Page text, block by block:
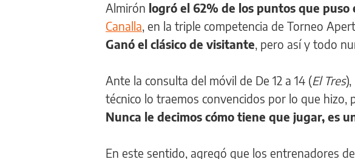
Almirón logró el 62% de los puntos que puso
Canalla, en la triple competencia de Torneo
Ganó el clásico de visitante, pero así y todo
Ante la consulta del móvil de De 12 a 14 (El Tres
técnico lo traemos convencidos por lo que
Nunca le decimos cómo tiene que jugar, es
En este sentido, agregó que los entrenadores